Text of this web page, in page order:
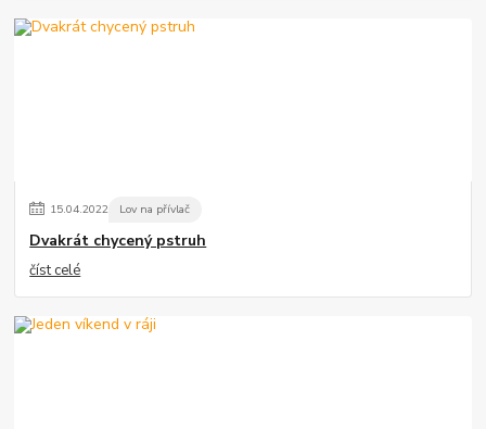
15.04.2022 Lov na přívlač
Dvakrát chycený pstruh
číst celé